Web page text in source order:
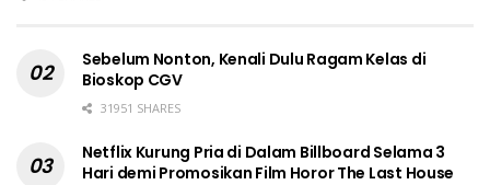
Sebelum Nonton, Kenali Dulu Ragam Kelas di
Bioskop CGV
31951 SHARES
Netflix Kurung Pria di Dalam Billboard Selama 3
Hari demi Promosikan Film Horor The Last House